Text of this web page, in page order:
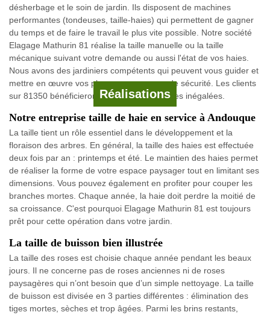
Réalisations
désherbage et le soin de jardin. Ils disposent de machines
performantes (tondeuses, taille-haies) qui permettent de gagner
du temps et de faire le travail le plus vite possible. Notre société
Elagage Mathurin 81 réalise la taille manuelle ou la taille
mécanique suivant votre demande ou aussi l'état de vos haies.
Nous avons des jardiniers compétents qui peuvent vous guider et
mettre en œuvre vos plans avec une grande sécurité. Les clients
sur 81350 bénéficieront de nos performances inégalées.
Notre entreprise taille de haie en service à Andouque
La taille tient un rôle essentiel dans le développement et la
floraison des arbres. En général, la taille des haies est effectuée
deux fois par an : printemps et été. Le maintien des haies permet
de réaliser la forme de votre espace paysager tout en limitant ses
dimensions. Vous pouvez également en profiter pour couper les
branches mortes. Chaque année, la haie doit perdre la moitié de
sa croissance. C'est pourquoi Elagage Mathurin 81 est toujours
prêt pour cette opération dans votre jardin.
La taille de buisson bien illustrée
La taille des roses est choisie chaque année pendant les beaux
jours. Il ne concerne pas de roses anciennes ni de roses
paysagères qui n’ont besoin que d’un simple nettoyage. La taille
de buisson est divisée en 3 parties différentes : élimination des
tiges mortes, sèches et trop âgées. Parmi les brins restants,